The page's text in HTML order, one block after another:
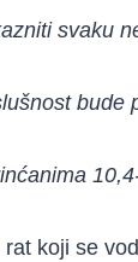
svaku
bude
koji se